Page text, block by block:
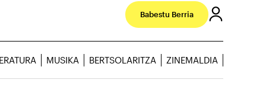
Babestu Berria
MUSIKA BERTSOLARITZA ZINEMALDIA